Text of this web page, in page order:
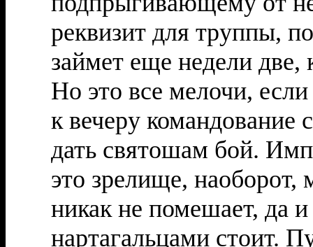
реквизит для труппы,
займет еще недели
Но это все мелочи,
к вечеру командование
дать святошам бой.
это зрелище, наоборот,
никак не помешает, да и
нартагальцами стоит.